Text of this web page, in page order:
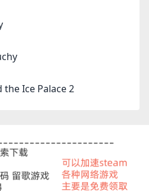
the Ice Palace 2